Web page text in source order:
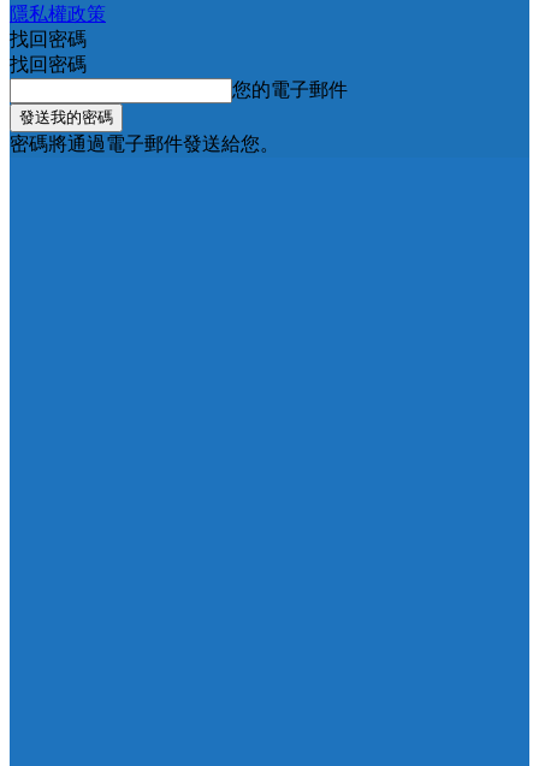
隱私權政策
找回密碼
找回密碼
您的電子郵件
密碼將通過電子郵件發送給您。